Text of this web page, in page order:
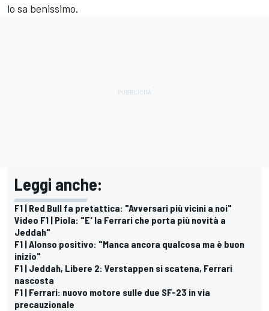
lo sa benissimo.
Leggi anche:
F1 | Red Bull fa pretattica: "Avversari più vicini a noi"
Video F1 | Piola: "E' la Ferrari che porta più novità a
Jeddah"
F1 | Alonso positivo: "Manca ancora qualcosa ma è buon
inizio"
F1 | Jeddah, Libere 2: Verstappen si scatena, Ferrari
nascosta
F1 | Ferrari: nuovo motore sulle due SF-23 in via
precauzionale